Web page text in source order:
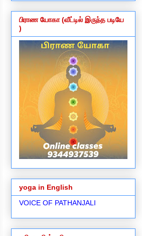
பிராண யோகா (வீட்டில் இருந்த படியே
)
yoga in English
VOICE OF PATHANJALI